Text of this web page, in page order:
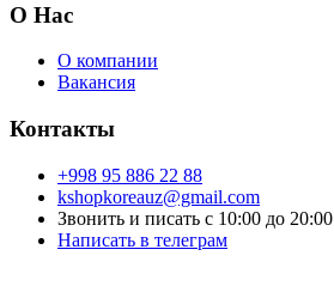
О Нас
О компании
Вакансия
Контакты
+998 95 886 22 88
kshopkoreauz@gmail.com
Звонить и писать с 10:00 до 20:00
Написать в телеграм